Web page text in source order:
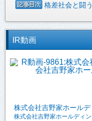
格差社会と闘
IR動画
株式会社吉野家ホール
株式会社吉野家ホールディン